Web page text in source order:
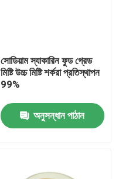
সোডিয়াম স্যাকারিন ফুড গ্রেড
মিষ্টি উচ্চ মিষ্টি শর্করা প্রতিস্থাপন
99%
অনুসন্ধান পাঠান